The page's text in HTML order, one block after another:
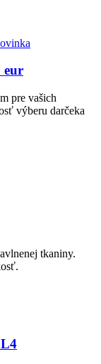
eur
pre vašich
výberu darčeka
tkaniny.